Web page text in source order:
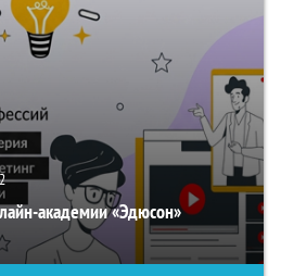
2
академии «Эдюсон»